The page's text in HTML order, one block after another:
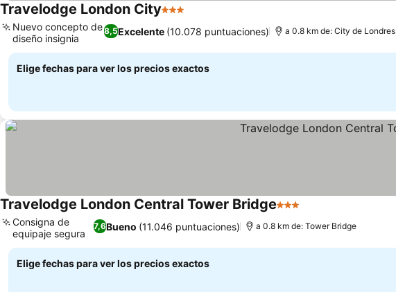
Travelodge London City3 Estrellas
8,5Excelente (10.078 puntuaciones)
Nuevo concepto de
diseño insignia
a 0.8 km de: City de Londres
Elige fechas para ver los precios exactos
Travelodge London Central Tower Bridge3 Estrellas
7,6Bueno (11.046 puntuaciones)
Consigna de
equipaje segura
a 0.8 km de: Tower Bridge
Elige fechas para ver los precios exactos